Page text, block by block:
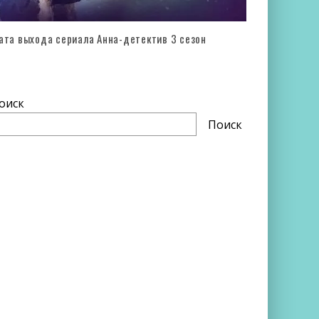
выхода сериала Анна-детектив 3 сезон
Поиск